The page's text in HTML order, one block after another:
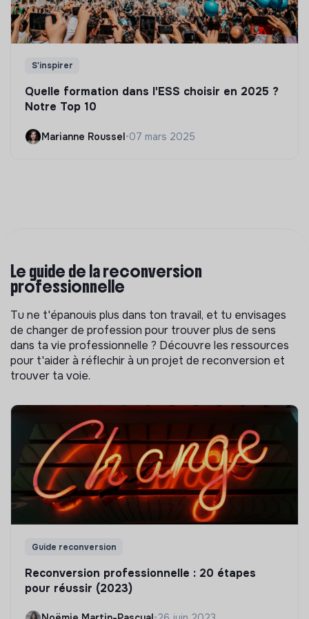
S'inspirer
Quelle formation dans l'ESS choisir en 2025 ?
Notre Top 10
Marianne Roussel•07 mars 2025
Le guide de la reconversion
professionnelle
Tu ne t'épanouis plus dans ton travail, et tu envisages
de changer de profession pour trouver plus de sens
dans ta vie professionnelle ? Découvre les ressources
pour t'aider à réflechir à un projet de reconversion et
trouver ta voie.
Guide reconversion
Reconversion professionnelle : 20 étapes
pour réussir (2023)